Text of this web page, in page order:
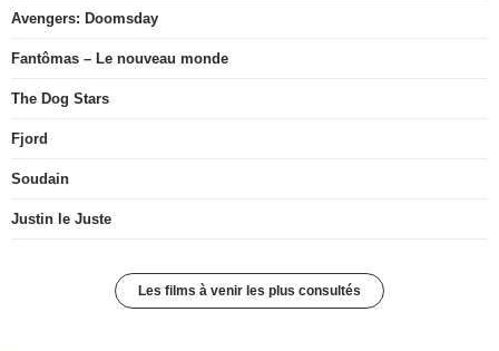
Avengers: Doomsday
Fantômas – Le nouveau monde
The Dog Stars
Fjord
Soudain
Justin le Juste
Les films à venir les plus consultés